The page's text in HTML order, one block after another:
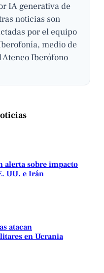
IA generativa de
noticias son
por el equipo
medio de
Iberófono
alerta sobre impacto
UU. e Irán
atacan
en Ucrania